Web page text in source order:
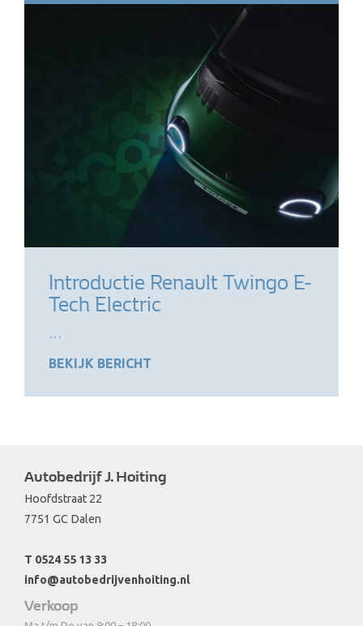
Introductie Renault Twingo E-
Tech Electric
…
BEKIJK BERICHT
Autobedrijf J. Hoiting
Hoofdstraat 22
7751 GC Dalen
T 0524 55 13 33
info@autobedrijvenhoiting.nl
Verkoop